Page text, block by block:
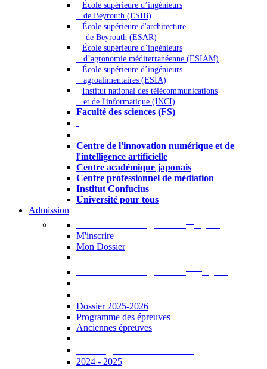
École supérieure d’ingénieurs
de Beyrouth (ESIB)
École supérieure d'architecture
de Beyrouth (ESAR)
École supérieure d’ingénieurs
d’agronomie méditerranéenne (ESIAM)
École supérieure d’ingénieurs
agroalimentaires (ESIA)
Institut national des télécommunications
et de l'informatique (INCI)
Faculté des sciences (FS)
Centre de l'innovation numérique et de
l'intelligence artificielle
Centre académique japonais
Centre professionnel de médiation
Institut Confucius
Université pour tous
Admission
M'inscrire
Mon Dossier
Dossier 2025-2026
Programme des épreuves
Anciennes épreuves
2024 - 2025